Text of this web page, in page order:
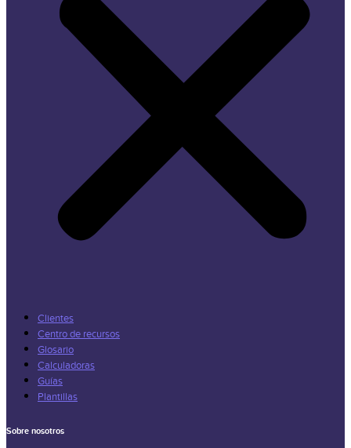
Clientes
Centro de recursos
Glosario
Calculadoras
Guías
Plantillas
Sobre nosotros